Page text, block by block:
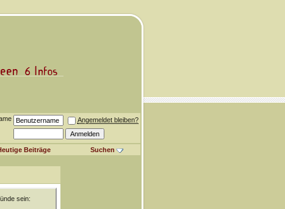
Angemeldet bleiben?
Beiträge Suchen
sein: